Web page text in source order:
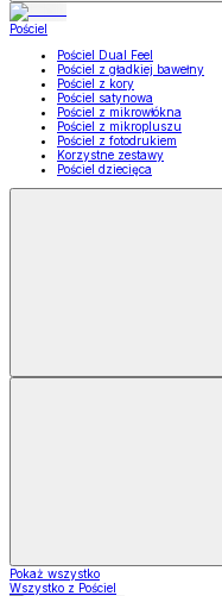
Pościel
Pościel Dual Feel
Pościel z gładkiej bawełny
Pościel z kory
Pościel satynowa
Pościel z mikrowłókna
Pościel z mikropluszu
Pościel z fotodrukiem
Korzystne zestawy
Pościel dziecięca
Pokaż wszystko
Wszystko z Pościel